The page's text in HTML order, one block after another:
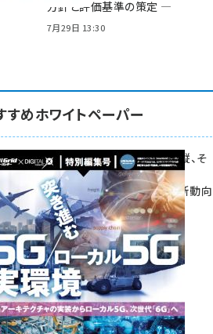
方針と評価基準の策定 ―
7月29日 13:30
すめホワイトペーパー
環境対策、建機の遠隔操縦、そ
して医療。
次世代通信規格「5G」最新動向
をこの1冊で学ぶ
SmartGrid ニューズレター ×
DIGITAL X 特別編集号 2022
Summer